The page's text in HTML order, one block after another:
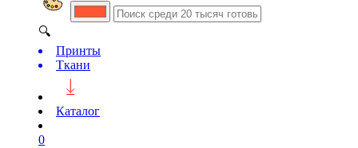
🔍
Принты
Ткани
Каталог
0